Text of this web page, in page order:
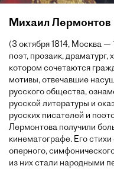
Михаил Лермонтов
(3 октября 1814, Москва —
поэт, прозаик,
котором сочетаются
мотивы, отвечавшие
русского общества,
русской литературы и
русских писателей и
Лермонтова получили
кинематографе. Его
оперного,
из них стали народными